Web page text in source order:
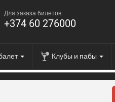
Для заказа билетов
+374 60 276000
Клубы и пабы